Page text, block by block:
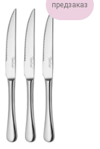
предзаказ